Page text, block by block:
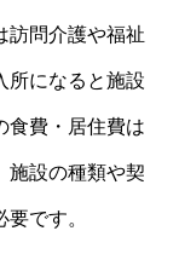
訪問介護や福祉
所になると施設
食費・居住費は
施設の種類や契
です。